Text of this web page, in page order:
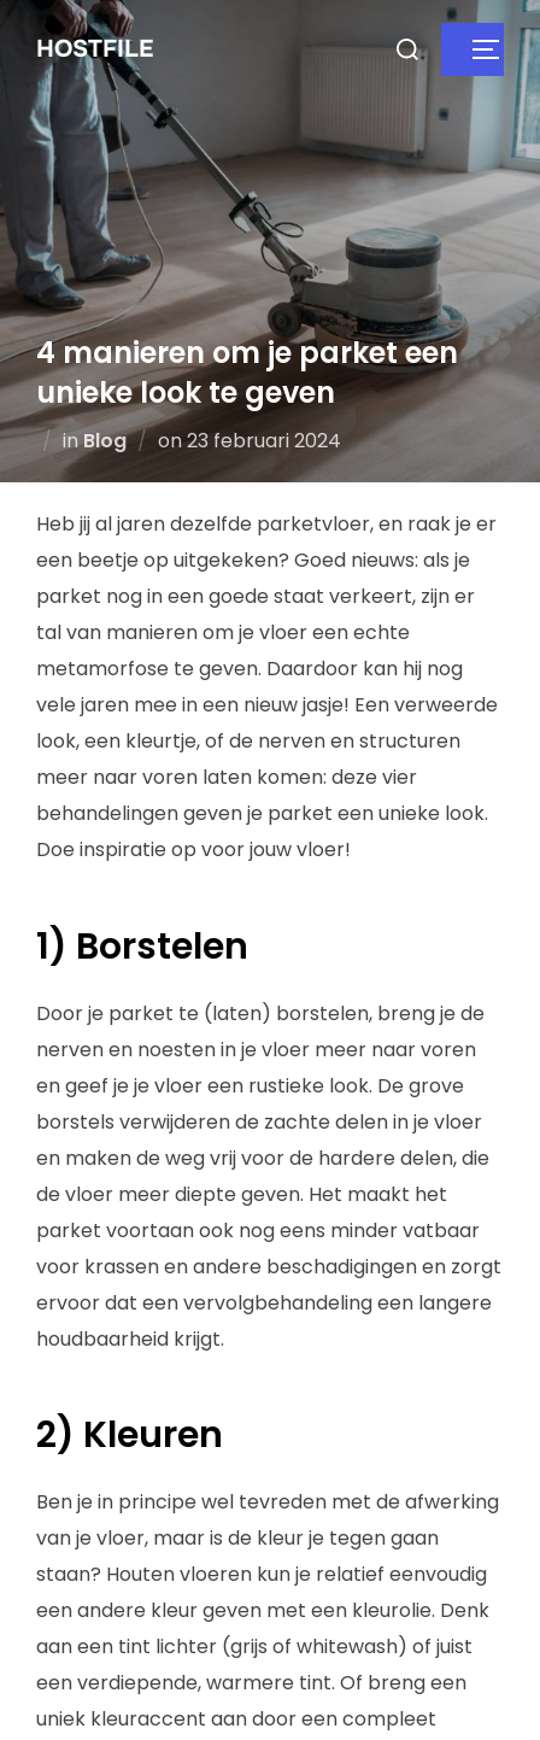
HOSTFILE
4 manieren om je parket een
unieke look te geven
inBlog on23 februari 2024
Heb jij al jaren dezelfde parketvloer, en raak je er
een beetje op uitgekeken? Goed nieuws: als je
parket nog in een goede staat verkeert, zijn er
tal van manieren om je vloer een echte
metamorfose te geven. Daardoor kan hij nog
vele jaren mee in een nieuw jasje! Een verweerde
look, een kleurtje, of de nerven en structuren
meer naar voren laten komen: deze vier
behandelingen geven je parket een unieke look.
Doe inspiratie op voor jouw vloer!
1) Borstelen
Door je parket te (laten) borstelen, breng je de
nerven en noesten in je vloer meer naar voren
en geef je je vloer een rustieke look. De grove
borstels verwijderen de zachte delen in je vloer
en maken de weg vrij voor de hardere delen, die
de vloer meer diepte geven. Het maakt het
parket voortaan ook nog eens minder vatbaar
voor krassen en andere beschadigingen en zorgt
ervoor dat een vervolgbehandeling een langere
houdbaarheid krijgt.
2) Kleuren
Ben je in principe wel tevreden met de afwerking
van je vloer, maar is de kleur je tegen gaan
staan? Houten vloeren kun je relatief eenvoudig
een andere kleur geven met een kleurolie. Denk
aan een tint lichter (grijs of whitewash) of juist
een verdiepende, warmere tint. Of breng een
uniek kleuraccent aan door een compleet